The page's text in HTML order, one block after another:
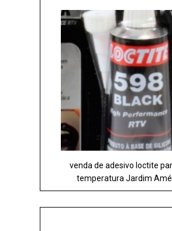
venda de adesivo loctite
temperatura Jardim